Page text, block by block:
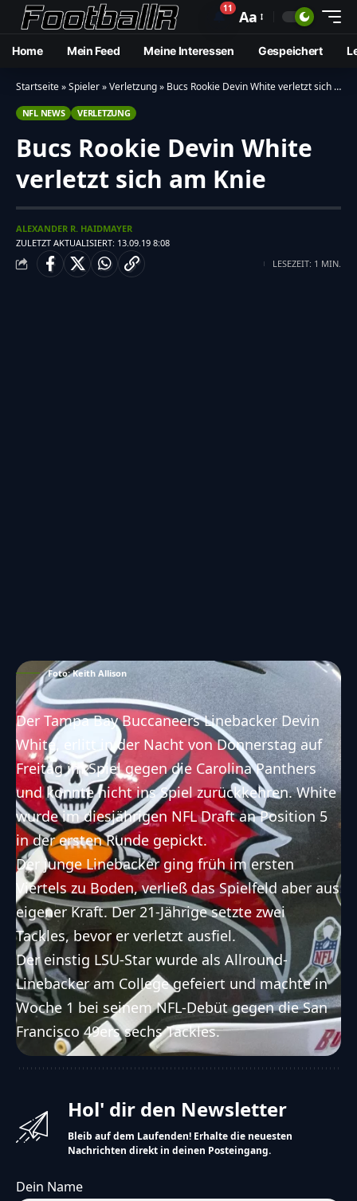
🔔11 Aa
Home Mein Feed Meine Interessen Gespeichert
Startseite»Spieler»Verletzung» Bucs Rookie Devin White verletzt sich am Knie
NFL NEWS VERLETZUNG
Bucs Rookie Devin White
verletzt sich am Knie
ZULETZT AKTUALISIERT: 13.09.19 8:08
ALEXANDER R. HAIDMAYER
LESEZEIT: 1 MIN.
Foto: Keith Allison
DerTampa Bay BuccaneersLinebacker Devin
White, erlitt in der Nacht von Donnerstag auf
Freitag im Spiel gegen die Carolina Panthers
und konnte nicht ins Spiel zurückkehren. White
wurde im diesjährigen NFL Draft an Position 5
in der ersten Runde gepickt.
Der junge Linebacker ging früh im ersten
Viertels zu Boden, verließ das Spielfeld aber aus
eigener Kraft. Der 21-Jährige setzte zwei
Tackles, bevor er verletzt ausfiel.
Der einstig LSU-Star wurde als Allround-
Linebacker am College gefeiert und machte in
Woche 1 bei seinem NFL-Debüt gegen dieSan
Francisco 49erssechs Tackles.
Hol' dir den Newsletter
Bleib auf dem Laufenden! Erhalte die neuesten
Nachrichten direkt in deinen Posteingang.
Dein Name